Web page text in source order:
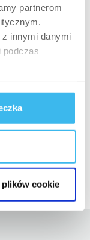
partnerom
z innymi danymi
podczas
plików cookie
zaufanie
takich